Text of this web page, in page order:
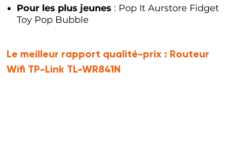
Pour les plus jeunes : Pop It Aurstore Fidget
Toy Pop Bubble
Le meilleur rapport qualité-prix : Routeur
Wifi TP-Link TL-WR841N